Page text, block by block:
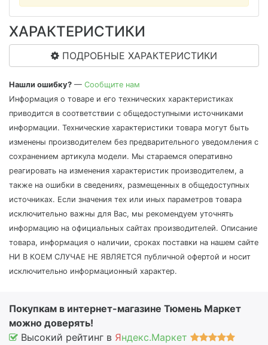
ХАРАКТЕРИСТИКИ
ПОДРОБНЫЕ ХАРАКТЕРИСТИКИ
Нашли ошибку? — Сообщите нам
Информация о товаре и его технических характеристиках
приводится в соответствии с общедоступными источниками
информации. Технические характеристики товара могут быть
изменены производителем без предварительного уведомления с
сохранением артикула модели. Мы стараемся оперативно
реагировать на изменения характеристик производителем, а
также на ошибки в сведениях, размещенных в общедоступных
источниках. Если значения тех или иных параметров товара
исключительно важны для Вас, мы рекомендуем уточнять
информацию на официальных сайтах производителей. Описание
товара, информация о наличии, сроках поставки на нашем сайте
НИ В КОЕМ СЛУЧАЕ НЕ ЯВЛЯЕТСЯ публичной офертой и носит
исключительно информационный характер.
Покупкам в интернет-магазине Тюмень Маркет
можно доверять!
Высокий рейтинг в Яндекс.Маркет